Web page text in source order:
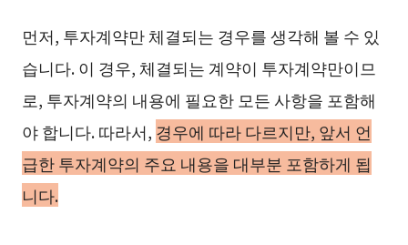
먼저, 투자계약만 체결되는 경우를 생각해 볼 수 있
습니다. 이 경우, 체결되는 계약이 투자계약만이므
로, 투자계약의 내용에 필요한 모든 사항을 포함해
야 합니다. 따라서, 경우에 따라 다르지만, 앞서 언
급한 투자계약의 주요 내용을 대부분 포함하게 됩
니다.